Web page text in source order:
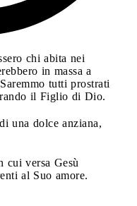
chi abita nei
in massa a
tutti prostrati
il Figlio di Dio.
una dolce anziana,
cui versa Gesù
al Suo amore.